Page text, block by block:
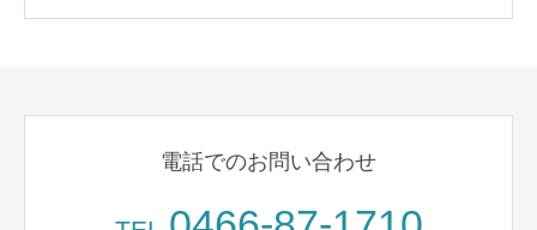
電話でのお問い合わせ